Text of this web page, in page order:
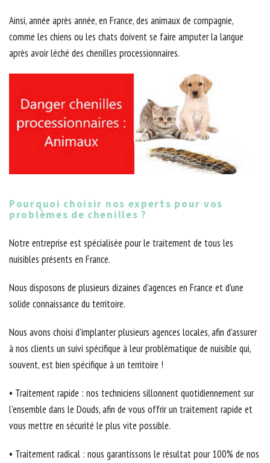
Ainsi, année après année, en France, des animaux de compagnie,
comme les chiens ou les chats doivent se faire amputer la langue
après avoir léché des chenilles processionnaires.
Pourquoi choisir nos experts pour vos
problèmes de chenilles ?
Notre entreprise est spécialisée pour le traitement de tous les
nuisibles présents en France.
Nous disposons de plusieurs dizaines d’agences en France et d’une
solide connaissance du territoire.
Nous avons choisi d’implanter plusieurs agences locales, afin d’assurer
à nos clients un suivi spécifique à leur problématique de nuisible qui,
souvent, est bien spécifique à un territoire !
• Traitement rapide : nos techniciens sillonnent quotidiennement sur
l'ensemble dans le Douds, afin de vous offrir un traitement rapide et
vous mettre en sécurité le plus vite possible.
• Traitement radical : nous garantissons le résultat pour 100% de nos